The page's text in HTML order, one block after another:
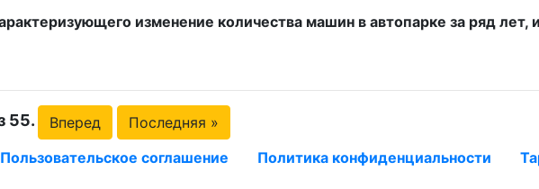
изменение количества машин в автопарке за ряд лет,
55. Вперед
Последняя »
Пользовательское соглашение
Политика конфиденциальности